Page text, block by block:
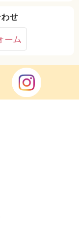
せ
ーム